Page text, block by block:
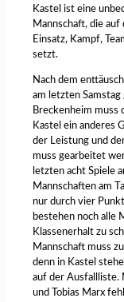
Kastel ist eine
Mannschaft, die auf
Einsatz, Kampf,
setzt.
Nach dem
am letzten Samstag
Breckenheim muss
Kastel ein anderes
der Leistung und
muss gearbeitet
letzten acht Spiele
Mannschaften am
nur durch vier
bestehen noch alle
Klassenerhalt zu
Mannschaft muss
denn in Kastel
auf der Ausfallliste.
und Tobias Marx